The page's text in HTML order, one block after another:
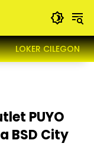
LOKER CILEGON
PUYO
BSD City